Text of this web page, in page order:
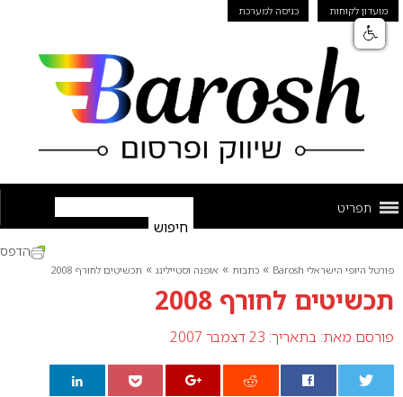
מועדון לקוחות כניסה למערכת
תפריט
פורטל היופי הישראלי Barosh » כתבות » אופנה וסטיילינג » תכשיטים לחורף 2008
תכשיטים לחורף 2008
פורסם מאת: בתאריך: 23 דצמבר 2007
הדפס